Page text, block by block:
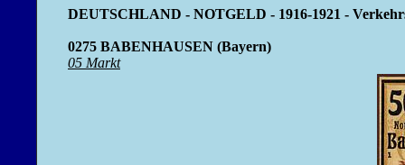
DEUTSCHLAND - NOTGELD - 1916-1921 -
0275 BABENHAUSEN (Bayern)
05 Markt